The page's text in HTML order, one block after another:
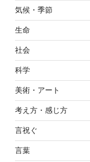
気候・季節
生命
社会
科学
美術・アート
考え方・感じ方
言祝ぐ
言葉